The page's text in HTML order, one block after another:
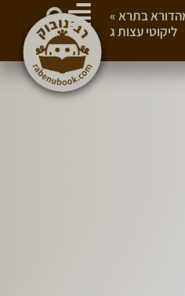
בתרא»
ליקוטי עצות ג